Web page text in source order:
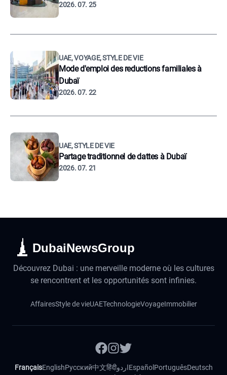
2026. 07. 25
UAE, VOYAGE, STYLE DE VIE
Mode d'emploi des reductions familiales à
Dubaï
2026. 07. 22
UAE, STYLE DE VIE
Partage traditionnel de dattes à Dubaï
2026. 07. 21
DubaiNewsGroup
Découvrez Dubai : une merveille moderne où les cultures
se rencontrent et les opportunités sont infinies.
AffairesStyle de vieUAETechnologieVoyageImmobilier
FrançaisEnglishРусский中文हिंदीاردوEspañol PortuguêsDeutsch